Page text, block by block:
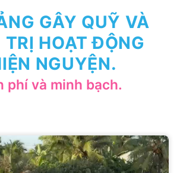
GÂY QUỸ VÀ
TRỊ HOẠT ĐỘNG
NGUYỆN.
phí và minh bạch.